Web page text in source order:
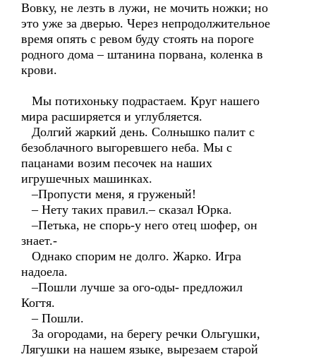
Вовку, не лезть в лужи, не мочить ножки; но
это уже за дверью. Через непродолжительное
время опять с ревом буду стоять на пороге
родного дома – штанина порвана, коленка в
крови.
Мы потихоньку подрастаем. Круг нашего
мира расширяется и углубляется.
Долгий жаркий день. Солнышко палит с
безоблачного выгоревшего неба. Мы с
пацанами возим песочек на наших
игрушечных машинках.
–Пропусти меня, я груженый!
– Нету таких правил.– сказал Юрка.
–Петька, не спорь-у него отец шофер, он
знает.-
Однако спорим не долго. Жарко. Игра
надоела.
–Пошли лучше за ого-оды- предложил
Когтя.
– Пошли.
За огородами, на берегу речки Ольгушки,
Лягушки на нашем языке, вырезаем старой